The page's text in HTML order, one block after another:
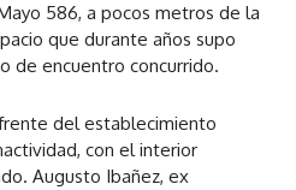
586, a pocos metros de la
que durante años supo
de encuentro concurrido.
del establecimiento
con el interior
Augusto Ibañez, ex